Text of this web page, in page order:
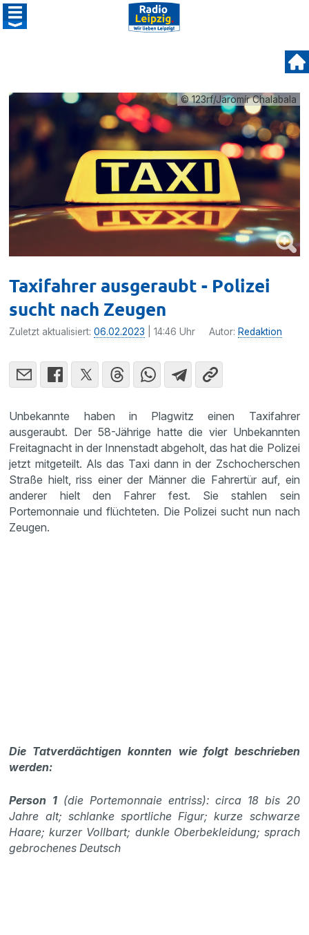
© 123rf/Jaromír Chalabala
Taxifahrer ausgeraubt - Polizei
sucht nach Zeugen
Zuletzt aktualisiert:06.02.2023 | 14:46 Uhr Autor: Redaktion
Unbekannte haben in Plagwitz einen Taxifahrer
ausgeraubt. Der 58-Jährige hatte die vier Unbekannten
Freitagnacht in der Innenstadt abgeholt, das hat die Polizei
jetzt mitgeteilt. Als das Taxi dann in der Zschocherschen
Straße hielt, riss einer der Männer die Fahrertür auf, ein
anderer hielt den Fahrer fest. Sie stahlen sein
Portemonnaie und flüchteten. Die Polizei sucht nun nach
Zeugen.
Die Tatverdächtigen konnten wie folgt beschrieben
werden:
Person 1 (die Portemonnaie entriss): circa 18 bis 20
Jahre alt; schlanke sportliche Figur; kurze schwarze
Haare; kurzer Vollbart; dunkle Oberbekleidung; sprach
gebrochenes Deutsch